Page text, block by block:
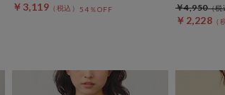
￥3,119 54％OFF
￥2,228
￥4,950